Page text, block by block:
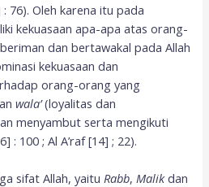
: 76). Oleh karena itu pada
kekuasaan apa-apa atas orang-
dan bertawakal pada Allah
kekuasaan dan
orang-orang yang
wala’(loyalitas dan
menyambut serta mengikuti
: 100 ; Al A’raf [14] ; 22).
sifat Allah, yaituRabb,Malikdan